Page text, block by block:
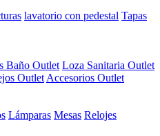
lavatorio con pedestal Tapas
Baño Outlet Loza Sanitaria Outlet
Outlet Accesorios Outlet
Lámparas Mesas Relojes